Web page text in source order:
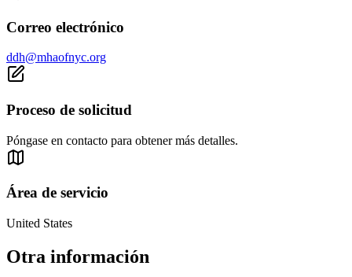
Correo electrónico
ddh@mhaofnyc.org
Proceso de solicitud
Póngase en contacto para obtener más detalles.
Área de servicio
United States
Otra información